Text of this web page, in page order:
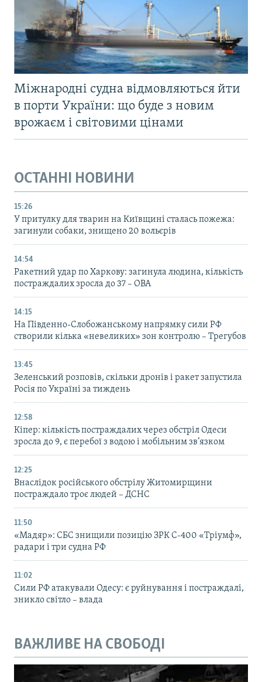
Міжнародні судна відмовляються йти
в порти України: що буде з новим
врожаєм і світовими цінами
ОСТАННІ НОВИНИ
15:26
У притулку для тварин на Київщині сталась пожежа:
загинули собаки, знищено 20 вольєрів
14:54
Ракетний удар по Харкову: загинула людина, кількість
постраждалих зросла до 37 – ОВА
14:15
На Південно-Слобожанському напрямку сили РФ
створили кілька «невеликих» зон контролю – Трегубов
13:45
Зеленський розповів, скільки дронів і ракет запустила
Росія по Україні за тиждень
12:58
Кіпер: кількість постраждалих через обстріл Одеси
зросла до 9, є перебої з водою і мобільним зв’язком
12:25
Внаслідок російського обстрілу Житомирщини
постраждало троє людей – ДСНС
11:50
«Мадяр»: СБС знищили позицію ЗРК С-400 «Тріумф»,
радари і три судна РФ
11:02
Сили РФ атакували Одесу: є руйнування і постраждалі,
зникло світло – влада
ВАЖЛИВЕ НА СВОБОДІ